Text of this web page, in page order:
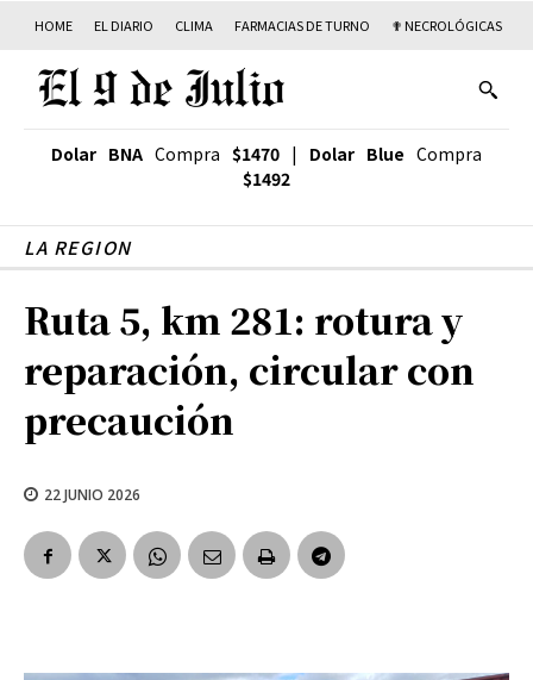
HOME EL DIARIO CLIMA FARMACIAS DE TURNO ✟ NECROLÓGICAS
Dolar BNA Compra $1470 | Dolar Blue Compra
$1492
LA REGION
Ruta 5, km 281: rotura y
reparación, circular con
precaución
22 JUNIO 2026